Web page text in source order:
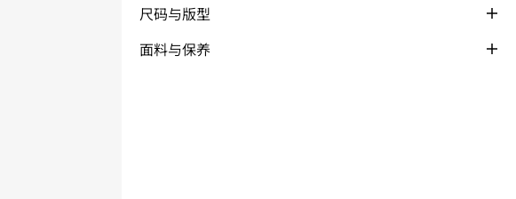
尺码与版型
面料与保养